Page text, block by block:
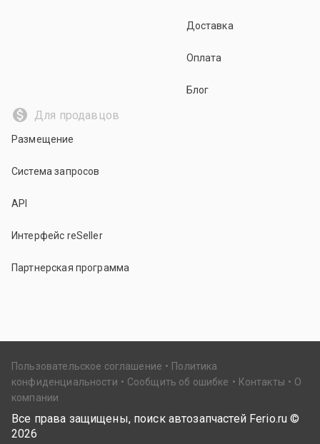
Доставка
Оплата
Блог
Для продавцов
Размещение
Система запросов
API
Интерфейс reSeller
Партнерская программа
Пользовательское соглашение
Политика
конфиденциальности
Сообщить об ошибке Контакты
О
компании
Все права защищены, поиск автозапчастей Ferio.ru ©
2026